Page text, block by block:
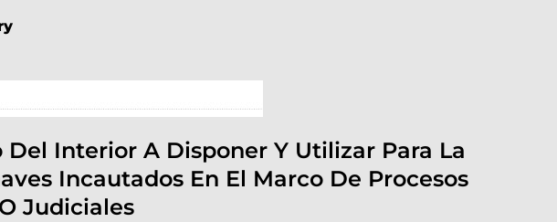
Interior A Disponer Y Utilizar Para La
Incautados En El Marco De Procesos
Judiciales